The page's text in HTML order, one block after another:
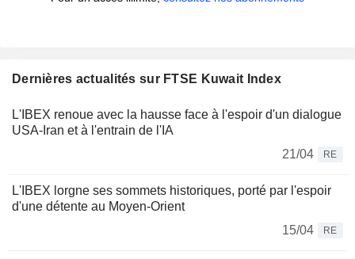
Dernières actualités sur FTSE Kuwait Index
L'IBEX renoue avec la hausse face à l'espoir d'un dialogue
USA-Iran et à l'entrain de l'IA
21/04
RE
L'IBEX lorgne ses sommets historiques, porté par l'espoir
d'une détente au Moyen-Orient
15/04
RE